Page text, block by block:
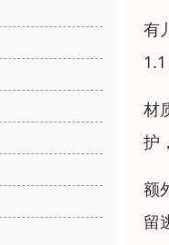
有
材
护
额
留